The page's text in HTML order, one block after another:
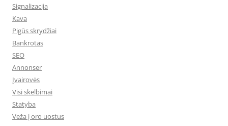
Signalizacija
Kava
Pigūs skrydžiai
Bankrotas
SEO
Annonser
Įvairovės
Visi skelbimai
Statyba
Veža į oro uostus